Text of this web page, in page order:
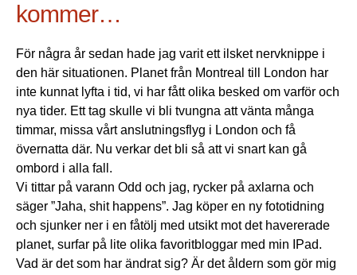
kommer…
För några år sedan hade jag varit ett ilsket nervknippe i
den här situationen. Planet från Montreal till London har
inte kunnat lyfta i tid, vi har fått olika besked om varför och
nya tider. Ett tag skulle vi bli tvungna att vänta många
timmar, missa vårt anslutningsflyg i London och få
övernatta där. Nu verkar det bli så att vi snart kan gå
ombord i alla fall.
Vi tittar på varann Odd och jag, rycker på axlarna och
säger ”Jaha, shit happens”. Jag köper en ny fototidning
och sjunker ner i en fåtölj med utsikt mot det havererade
planet, surfar på lite olika favoritbloggar med min IPad.
Vad är det som har ändrat sig? Är det åldern som gör mig